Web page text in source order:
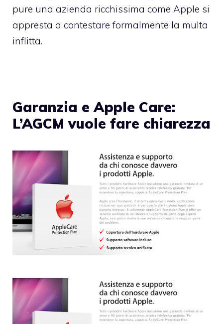
pure una azienda ricchissima come Apple si
appresta a contestare formalmente la multa
inflitta.
Garanzia e Apple Care:
L’AGCM vuole fare chiarezza